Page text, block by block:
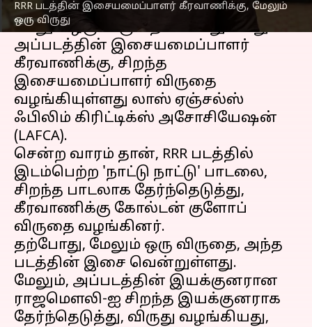
RRR படத்தின் இசையமைப்பாளர் கீரவாணிக்கு, மேலும்
ஒரு விருது
RRR திரைப்படம், உலக அரங்கில்
மேலும் ஒரு விருதை வென்றுள்ளது.
அப்படத்தின் இசையமைப்பாளர்
கீரவாணிக்கு, சிறந்த
இசையமைப்பாளர் விருதை
வழங்கியுள்ளது லாஸ் ஏஞ்சல்ஸ்
ஃபிலிம் கிரிட்டிக்ஸ் அசோசியேஷன்
(LAFCA).
சென்ற வாரம் தான், RRR படத்தில்
இடம்பெற்ற 'நாட்டு நாட்டு' பாடலை,
சிறந்த பாடலாக தேர்ந்தெடுத்து,
கீரவாணிக்கு கோல்டன் குளோப்
விருதை வழங்கினர்.
தற்போது, மேலும் ஒரு விருதை, அந்த
படத்தின் இசை வென்றுள்ளது.
மேலும், அப்படத்தின் இயக்குனரான
ராஜமௌலி-ஐ சிறந்த இயக்குனராக
தேர்ந்தெடுத்து, விருது வழங்கியது,